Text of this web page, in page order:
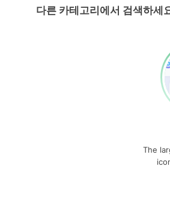
다른 카테고리에서 검색하세
The